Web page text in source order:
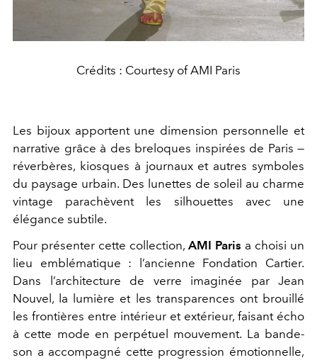
Crédits : Courtesy of AMI Paris
Les bijoux apportent une dimension personnelle et
narrative grâce à des breloques inspirées de Paris —
réverbères, kiosques à journaux et autres symboles
du paysage urbain. Des lunettes de soleil au charme
vintage parachèvent les silhouettes avec une
élégance subtile.
Pour présenter cette collection, AMI Paris a choisi un
lieu emblématique : l’ancienne Fondation Cartier.
Dans l’architecture de verre imaginée par Jean
Nouvel, la lumière et les transparences ont brouillé
les frontières entre intérieur et extérieur, faisant écho
à cette mode en perpétuel mouvement. La bande-
son a accompagné cette progression émotionnelle,